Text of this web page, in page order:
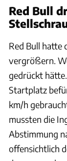
Red Bull
Red Bull hatte
vergrößern.
gedrückt
Startplatz
km/h
mussten die
Abstimmung
offensichtlich